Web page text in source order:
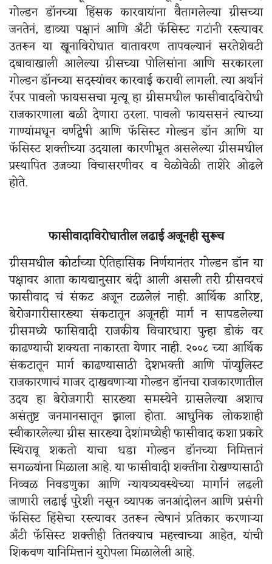
गोल्डन डॉनच्या हिंसक कारवायांना वैतागलेल्या ग्रीसच्या
जनतेनं, डाव्या पक्षानं आणि अँटी फॅसिस्ट गटांनी रस्त्यावर
उतरून या खूनाविरोधात वातावरण तापवल्यानं सरतेशेवटी
दबावाखाली आलेल्या ग्रीसच्या पोलिसांना आणि सरकारला
गोल्डन डॉनच्या सदस्यांवर कारवाई करावी लागली. त्या अर्थानं
रॅपर पावलो फायससचा मृत्यू हा ग्रीसमधील फासीवादविरोधी
राजकारणाला बळी देणारा ठरला. पावलो फायससनं त्याच्या
गाण्यांमधून वर्णद्वेषी आणि फॅसिस्ट गोल्डन डॉन आणि या
फॅसिस्ट शक्तीच्या उदयाला कारणीभूत असलेल्या ग्रीसमधील
प्रस्थापित उजव्या विचासरणीवर व वेळोवेळी ताशेरे ओढले
होते.
फासीवादाविरोधातील लढाई अजूनही सुरूच
ग्रीसमधील कोर्टाच्या ऐतिहासिक निर्णयानंतर गोल्डन डॉन या
पक्षावर आता कायद्यानुसार बंदी आली असली तरी ग्रीसवरचं
फासीवाद चं संकट अजून टळलेलं नाही. आर्थिक आरिष्ट,
बेरोजगारीसारख्या संकटातून अजूनही मार्ग न सापडलेल्या
ग्रीसमध्ये फासिवादी राजकीय विचारधारा पुन्हा डोकं वर
काढण्याची शक्यता नाकारता येणार नाही. २००८ च्या आर्थिक
संकटातून मार्ग काढण्यासाठी देशभक्ती आणि पॉप्युलिस्ट
राजकारणाचं गाजर दाखवणाऱ्या गोल्डन डॉनचा राजकारणातील
उदय हा बेरोजगारी सारख्या समस्येने ग्रासलेल्या अशाच
असंतुष्ट जनमानसातून झाला होता. आधुनिक लोकशाही
स्वीकारलेल्या ग्रीस सारख्या देशांमध्येही फासीवाद कशा प्रकारे
स्थिरावू शकतो याचा धडा गोल्डन डॉनच्या निमित्तानं
सगळ्यांना मिळाला आहे. या फासीवादी शक्तींना रोखण्यासाठी
निव्वळ निवडणुका आणि न्यायव्यवस्थेच्या मार्गानं लढली
जाणारी लढाई पुरेशी नसून व्यापक जनआंदोलन आणि प्रसंगी
फॅसिस्ट हिंसेचा रस्त्यावर उतरून त्वेषानं प्रतिकार करणाऱ्या
अँटी फॅसिस्ट शक्तीही तितक्याच महत्त्वाच्या आहेत, यांची
शिकवण यानिमित्तानं युरोपला मिळालेली आहे.